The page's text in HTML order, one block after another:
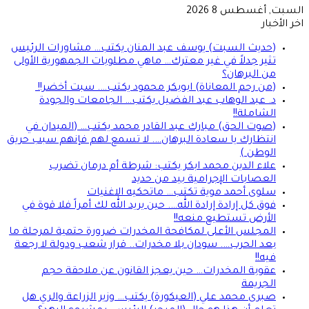
أغسطس 8 2026
الأخبار
(حديث السبت) يوسف عبد المنان يكتب… مشاورات الرئيس
تثير جدلاً في غير معترك… ماهي مطلوبات الجمهورية الأولى
من البرهان؟
(من رحم المعاناة) ابوبكر محمود يكتب…. سبت أخضر!!
د. عبد الوهاب عبد الفضيل يكتب… الجامعات والجودة
الشاملة!!
(صوت الحق) مبارك عبد القادر محمد يكتب… (الميدان في
انتظارك يا سعادة البرهان…. لا تسمع لهم فإنهم سبب حريق
الوطن )
علاء الدين محمد ابكر يكتب: شرطة أم درمان تضرب
العصابات الإجرامية بيد من حديد
سلوى أحمد موية تكتب… ماتحكيه الاغنيات
فوق كل إرادة إرادة الله…. حين يريد الله لك أمراً فلا قوة في
الأرض تستطيع منعه!!
المجلس الأعلى لمكافحة المخدرات ضرورة حتمية لمرحلة ما
بعد الحرب…. سودان بلا مخدرات.. قرار شعب ودولة لا رجعة
فيه!!
عقوبة المخدرات… حين يعجز القانون عن ملاحقة حجم
الجريمة
صبرى محمد علي (العيكورة) يكتب… وزير الزراعة والري هل